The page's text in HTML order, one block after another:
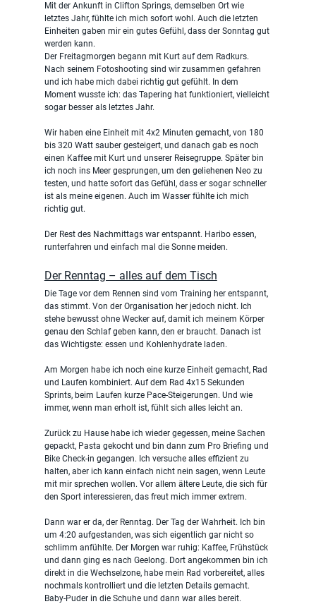
Mit der Ankunft in Clifton Springs, demselben Ort wie
letztes Jahr, fühlte ich mich sofort wohl. Auch die letzten
Einheiten gaben mir ein gutes Gefühl, dass der Sonntag gut
werden kann.
Der Freitagmorgen begann mit Kurt auf dem Radkurs.
Nach seinem Fotoshooting sind wir zusammen gefahren
und ich habe mich dabei richtig gut gefühlt. In dem
Moment wusste ich: das Tapering hat funktioniert, vielleicht
sogar besser als letztes Jahr.
Wir haben eine Einheit mit 4x2 Minuten gemacht, von 180
bis 320 Watt sauber gesteigert, und danach gab es noch
einen Kaffee mit Kurt und unserer Reisegruppe. Später bin
ich noch ins Meer gesprungen, um den geliehenen Neo zu
testen, und hatte sofort das Gefühl, dass er sogar schneller
ist als meine eigenen. Auch im Wasser fühlte ich mich
richtig gut.
Der Rest des Nachmittags war entspannt. Haribo essen,
runterfahren und einfach mal die Sonne meiden.
Der Renntag – alles auf dem Tisch
Die Tage vor dem Rennen sind vom Training her entspannt,
das stimmt. Von der Organisation her jedoch nicht. Ich
stehe bewusst ohne Wecker auf, damit ich meinem Körper
genau den Schlaf geben kann, den er braucht. Danach ist
das Wichtigste: essen und Kohlenhydrate laden.
Am Morgen habe ich noch eine kurze Einheit gemacht, Rad
und Laufen kombiniert. Auf dem Rad 4x15 Sekunden
Sprints, beim Laufen kurze Pace-Steigerungen. Und wie
immer, wenn man erholt ist, fühlt sich alles leicht an.
Zurück zu Hause habe ich wieder gegessen, meine Sachen
gepackt, Pasta gekocht und bin dann zum Pro Briefing und
Bike Check-in gegangen. Ich versuche alles effizient zu
halten, aber ich kann einfach nicht nein sagen, wenn Leute
mit mir sprechen wollen. Vor allem ältere Leute, die sich für
den Sport interessieren, das freut mich immer extrem.
Dann war er da, der Renntag. Der Tag der Wahrheit. Ich bin
um 4:20 aufgestanden, was sich eigentlich gar nicht so
schlimm anfühlte. Der Morgen war ruhig: Kaffee, Frühstück
und dann ging es nach Geelong. Dort angekommen bin ich
direkt in die Wechselzone, habe mein Rad vorbereitet, alles
nochmals kontrolliert und die letzten Details gemacht.
Baby-Puder in die Schuhe und dann war alles bereit.